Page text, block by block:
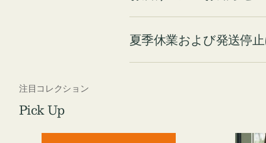
夏季休業および発送停
注目コレクション
Pick Up